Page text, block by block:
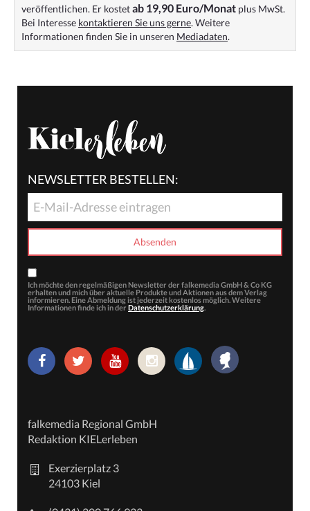
veröffentlichen. Er kostetab 19,90 Euro/Monat plus MwSt.
Bei Interesse kontaktieren Sie uns gerne. Weitere
Informationen finden Sie in unseren Mediadaten.
NEWSLETTER BESTELLEN:
Ich möchte den regelmäßigen Newsletter der falkemedia GmbH & Co KG
erhalten und mich über aktuelle Produkte und Aktionen aus dem Verlag
informieren. Eine Abmeldung ist jederzeit kostenlos möglich. Weitere
Informationen finde ich in der Datenschutzerklärung.
falkemedia Regional GmbH
Redaktion KIELerleben
Exerzierplatz 3
24103 Kiel